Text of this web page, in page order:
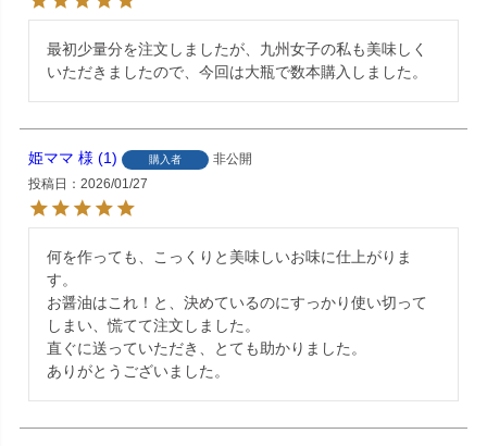
最初少量分を注文しましたが、九州女子の私も美味しく
いただきましたので、今回は大瓶で数本購入しました。
姫ママ 1 購入者
非公開
投稿日
2026/01/27
何を作っても、こっくりと美味しいお味に仕上がりま
す。
お醤油はこれ！と、決めているのにすっかり使い切って
しまい、慌てて注文しました。
直ぐに送っていただき、とても助かりました。
ありがとうございました。